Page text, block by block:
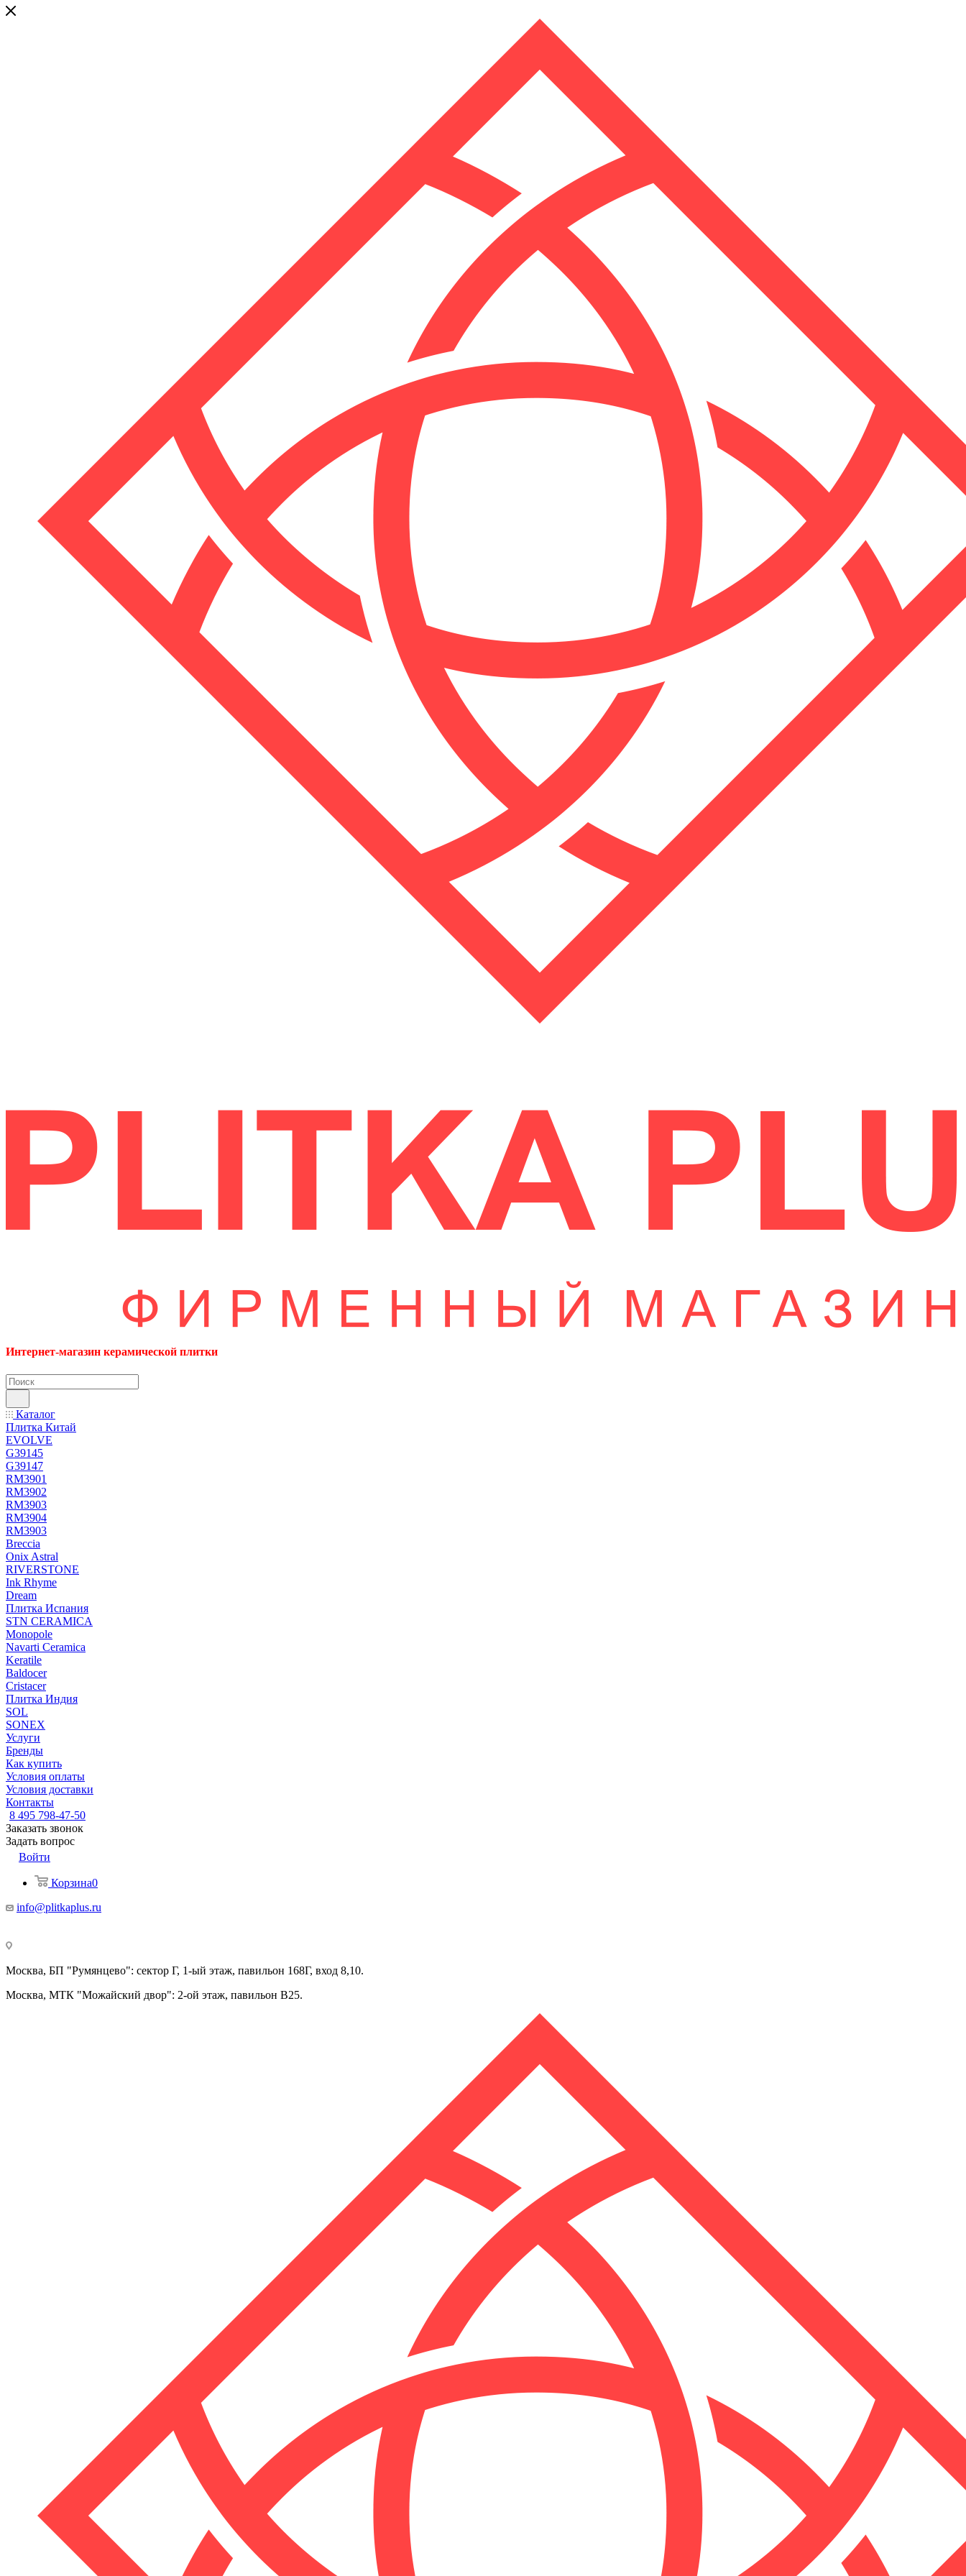
Интернет-магазин керамической плитки
Каталог
Плитка Китай
EVOLVE
G39145
G39147
RM3901
RM3902
RM3903
RM3904
RM3903
Breccia
Onix Astral
RIVERSTONE
Ink Rhyme
Dream
Плитка Испания
STN CERAMICA
Monopole
Navarti Ceramica
Keratile
Baldocer
Cristacer
Плитка Индия
SOL
SONEX
Услуги
Бренды
Как купить
Условия оплаты
Условия доставки
Контакты
8 495 798-47-50
Заказать звонок
Задать вопрос
Войти
Корзина0
info@plitkaplus.ru
Москва, БП "Румянцево": сектор Г, 1-ый этаж, павильон 168Г, вход 8,10.
Москва, МТК "Можайский двор": 2-ой этаж, павильон В25.